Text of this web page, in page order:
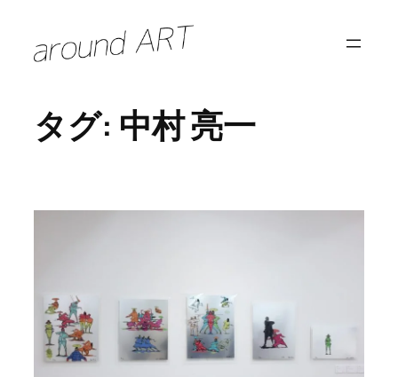
タグ: 中村 亮一